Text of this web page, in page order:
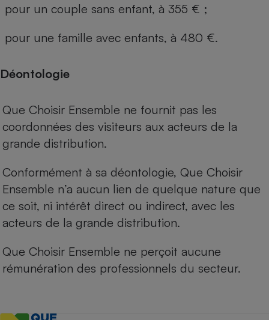
pour un couple sans enfant, à 355 € ;
pour une famille avec enfants, à 480 €.
Déontologie
Que Choisir Ensemble ne fournit pas les
coordonnées des visiteurs aux acteurs de la
grande distribution.
Conformément à sa déontologie, Que Choisir
Ensemble n’a aucun lien de quelque nature que
ce soit, ni intérêt direct ou indirect, avec les
acteurs de la grande distribution.
Que Choisir Ensemble ne perçoit aucune
rémunération des professionnels du secteur.